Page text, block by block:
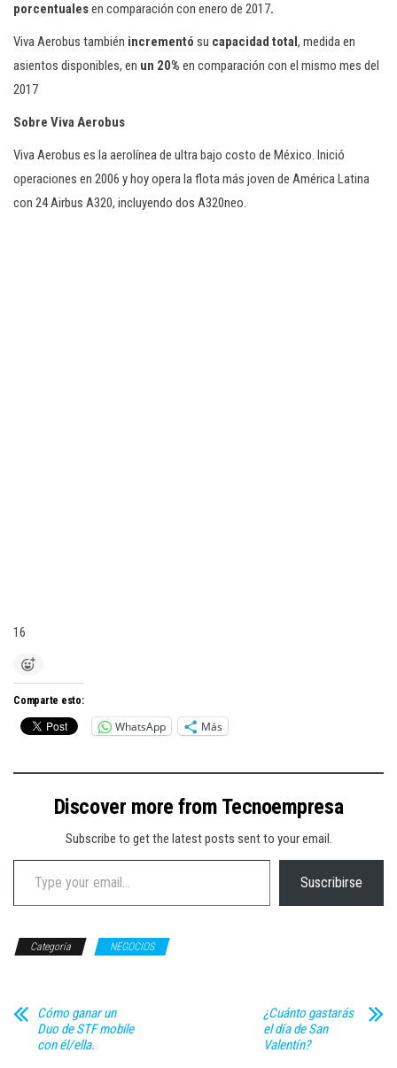
porcentualesen comparación con enero de 2017.
Viva Aerobus también incrementó su capacidad total, medida en
asientos disponibles, en un 20% en comparación con el mismo mes del
2017
Sobre Viva Aerobus
Viva Aerobus es la aerolínea de ultra bajo costo de México. Inició
operaciones en 2006 y hoy opera la flota más joven de América Latina
con 24 Airbus A320, incluyendo dos A320neo.
16
Comparte esto:
WhatsApp Más
Discover more from Tecnoempresa
Subscribe to get the latest posts sent to your email.
Type your email…
Suscribirse
Categoría NEGOCIOS
Cómo ganar un
Duo de STF mobile
con él/ella.
¿Cuánto gastarás
el día de San
Valentín?